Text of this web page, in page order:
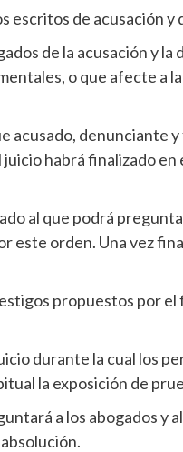
escritos de acusación
de la acusación y
o que afecte a
acusado, denunciante
habrá finalizado
al que podrá
este orden. Una vez
propuestos por
durante la cual los
la exposición de
a los abogados